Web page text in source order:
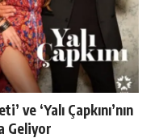
ve ‘Yalı Çapkını’nın
Geliyor